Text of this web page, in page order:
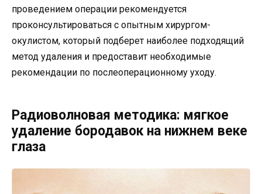
проведением операции рекомендуется
проконсультироваться с опытным хирургом-
окулистом, который подберет наиболее подходящий
метод удаления и предоставит необходимые
рекомендации по послеоперационному уходу.
Радиоволновая методика: мягкое
удаление бородавок на нижнем веке
глаза